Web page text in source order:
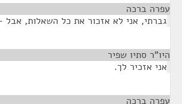
עפרה ברכה
גברתי, אני לא אזכור את כל השאלות,
היו"ר סתיו שפיר
אני אזכיר לך.
עפרה ברכה